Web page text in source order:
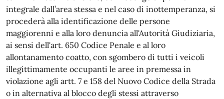
integrale dall’area stessa e nel caso di inottemperanza, si
procederà alla identificazione delle persone
maggiorenni e alla loro denuncia all'Autorità Giudiziaria,
ai sensi dell'art. 650 Codice Penale e al loro
allontanamento coatto, con sgombero di tutti i veicoli
illegittimamente occupanti le aree in premessa in
violazione agli artt. 7 e 158 del Nuovo Codice della Strada
o in alternativa al blocco degli stessi attraverso